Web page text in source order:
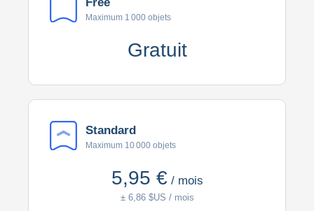
Maximum 1 000 objets
Gratuit
Standard
Maximum 10 000 objets
5,95 € / mois
± 6,86 $US / mois